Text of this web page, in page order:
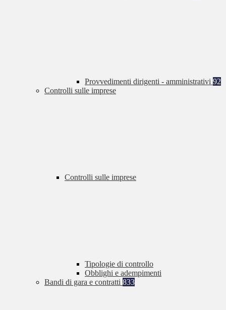
Provvedimenti dirigenti - amministrativi 92
Controlli sulle imprese
Controlli sulle imprese
Tipologie di controllo
Obblighi e adempimenti
Bandi di gara e contratti 833